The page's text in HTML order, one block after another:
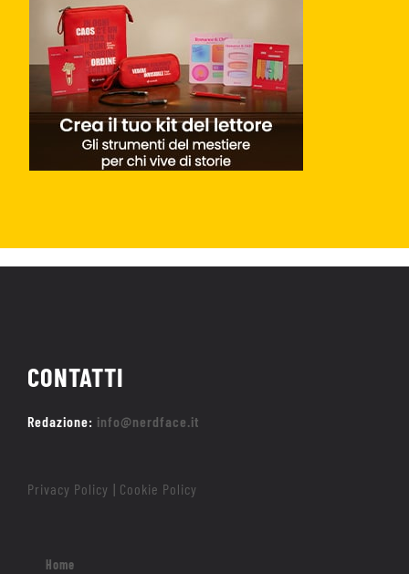
CONTATTI
Redazione: info@nerdface.it
Privacy Policy Cookie Policy
Home